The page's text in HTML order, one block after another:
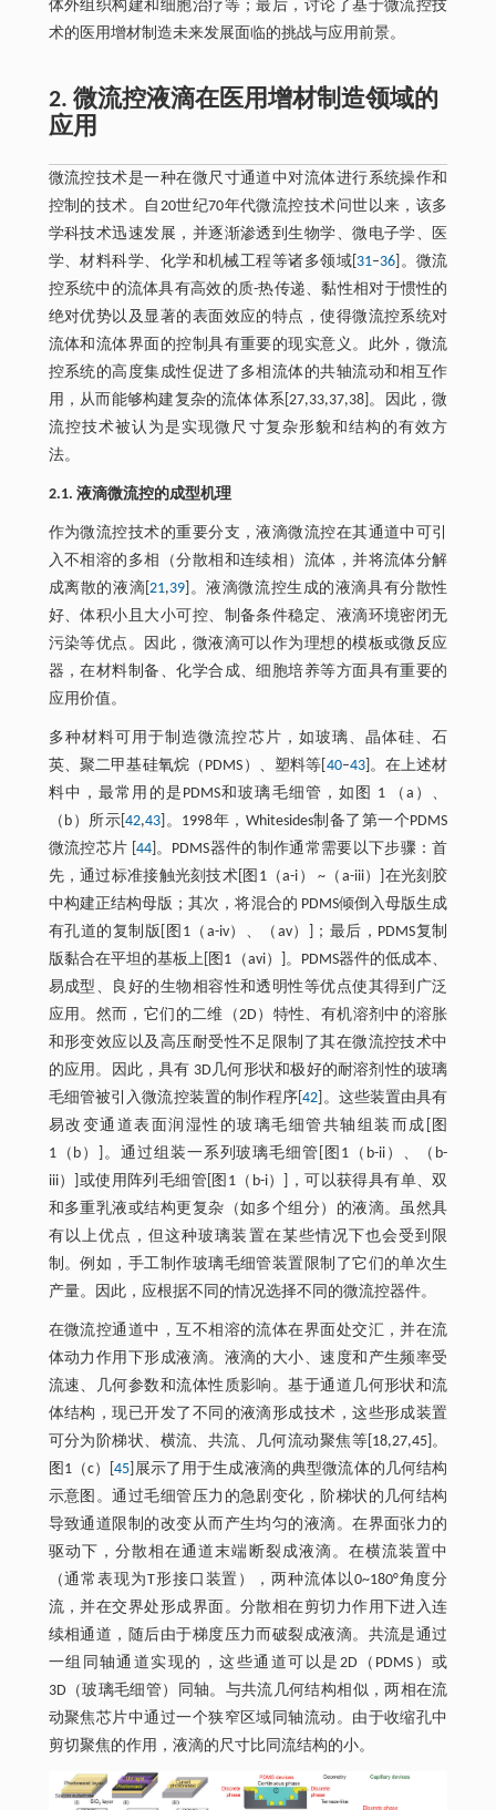
体外组织构建和细胞治疗等；最后，讨论了基于微流控技
术的医用增材制造未来发展面临的挑战与应用前景。
2. 微流控液滴在医用增材制造领域的
应用
微流控技术是一种在微尺寸通道中对流体进行系统操作和
控制的技术。自20世纪70年代微流控技术问世以来，该多
学科技术迅速发展，并逐渐渗透到生物学、微电子学、医
学、材料科学、化学和机械工程等诸多领域[ 31–36 ]。微流
控系统中的流体具有高效的质-热传递、黏性相对于惯性的
绝对优势以及显著的表面效应的特点，使得微流控系统对
流体和流体界面的控制具有重要的现实意义。此外，微流
控系统的高度集成性促进了多相流体的共轴流动和相互作
用，从而能够构建复杂的流体体系[27,33,37,38]。因此，微
流控技术被认为是实现微尺寸复杂形貌和结构的有效方
法。
2.1. 液滴微流控的成型机理
作为微流控技术的重要分支，液滴微流控在其通道中可引
入不相溶的多相（分散相和连续相）流体，并将流体分解
成离散的液滴[21,39 ]。液滴微流控生成的液滴具有分散性
好、体积小且大小可控、制备条件稳定、液滴环境密闭无
污染等优点。因此，微液滴可以作为理想的模板或微反应
器，在材料制备、化学合成、细胞培养等方面具有重要的
应用价值。
多种材料可用于制造微流控芯片，如玻璃、晶体硅、石
英、聚二甲基硅氧烷（PDMS）、塑料等[ 40–43]。在上述材
料中，最常用的是PDMS和玻璃毛细管，如图 1 （a）、
（b）所示[42,43 ]。1998年，Whitesides制备了第一个PDMS
微流控芯片 [ 44]。PDMS器件的制作通常需要以下步骤：首
先，通过标准接触光刻技术[图1（a-i） ~（a-iii）]在光刻胶
中构建正结构母版；其次，将混合的 PDMS倾倒入母版生成
有孔道的复制版[图1（a-iv）、（av）]；最后，PDMS复制
版黏合在平坦的基板上[图1（avi）]。PDMS器件的低成本、
易成型、良好的生物相容性和透明性等优点使其得到广泛
应用。然而，它们的二维（2D）特性、有机溶剂中的溶胀
和形变效应以及高压耐受性不足限制了其在微流控技术中
的应用。因此，具有 3D几何形状和极好的耐溶剂性的玻璃
毛细管被引入微流控装置的制作程序[42 ]。这些装置由具有
易改变通道表面润湿性的玻璃毛细管共轴组装而成[图
1（b）]。通过组装一系列玻璃毛细管[图1（b-ii）、（b-
iii）]或使用阵列毛细管[图1（b-i）]，可以获得具有单、双
和多重乳液或结构更复杂（如多个组分）的液滴。虽然具
有以上优点，但这种玻璃装置在某些情况下也会受到限
制。例如，手工制作玻璃毛细管装置限制了它们的单次生
产量。因此，应根据不同的情况选择不同的微流控器件。
在微流控通道中，互不相溶的流体在界面处交汇，并在流
体动力作用下形成液滴。液滴的大小、速度和产生频率受
流速、几何参数和流体性质影响。基于通道几何形状和流
体结构，现已开发了不同的液滴形成技术，这些形成装置
可分为阶梯状、横流、共流、几何流动聚焦等[18,27,45]。
图1（c）[45 ]展示了用于生成液滴的典型微流体的几何结构
示意图。通过毛细管压力的急剧变化，阶梯状的几何结构
导致通道限制的改变从而产生均匀的液滴。在界面张力的
驱动下，分散相在通道末端断裂成液滴。在横流装置中
（通常表现为T形接口装置），两种流体以0~180°角度分
流，并在交界处形成界面。分散相在剪切力作用下进入连
续相通道，随后由于梯度压力而破裂成液滴。共流是通过
一组同轴通道实现的，这些通道可以是2D（PDMS）或
3D（玻璃毛细管）同轴。与共流几何结构相似，两相在流
动聚焦芯片中通过一个狭窄区域同轴流动。由于收缩孔中
剪切聚焦的作用，液滴的尺寸比同流结构的小。